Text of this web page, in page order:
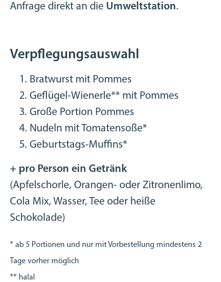
Anfrage direkt an die Umweltstation.
Verpflegungsauswahl
Bratwurst mit Pommes
Geflügel-Wienerle** mit Pommes
Große Portion Pommes
Nudeln mit Tomatensoße*
Geburtstags-Muffins*
+ pro Person ein Getränk
(Apfelschorle, Orangen- oder Zitronenlimo,
Cola Mix, Wasser, Tee oder heiße
Schokolade)
* ab 5 Portionen und nur mit Vorbestellung mindestens 2
Tage vorher möglich
** halal